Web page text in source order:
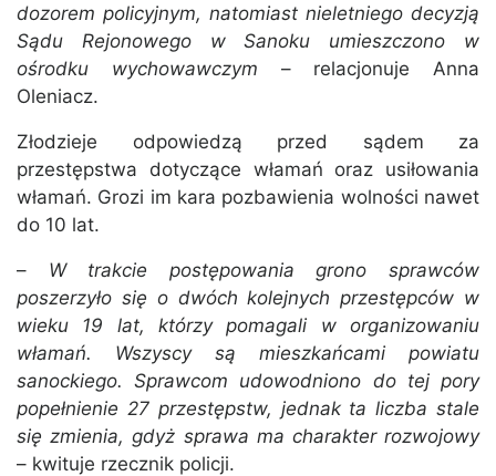
dozorem policyjnym, natomiast nieletniego decyzją
Sądu Rejonowego w Sanoku umieszczono w
ośrodku wychowawczym – relacjonuje Anna
Oleniacz.
Złodzieje odpowiedzą przed sądem za
przestępstwa dotyczące włamań oraz usiłowania
włamań. Grozi im kara pozbawienia wolności nawet
do 10 lat.
– W trakcie postępowania grono sprawców
poszerzyło się o dwóch kolejnych przestępców w
wieku 19 lat, którzy pomagali w organizowaniu
włamań. Wszyscy są mieszkańcami powiatu
sanockiego. Sprawcom udowodniono do tej pory
popełnienie 27 przestępstw, jednak ta liczba stale
się zmienia, gdyż sprawa ma charakter rozwojowy
– kwituje rzecznik policji.